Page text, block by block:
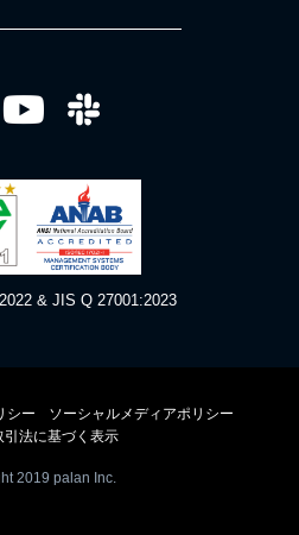
& JIS Q 27001:2023
シー
ソーシャルメディアポリシー
引法に基づく表示
2019 palan Inc.